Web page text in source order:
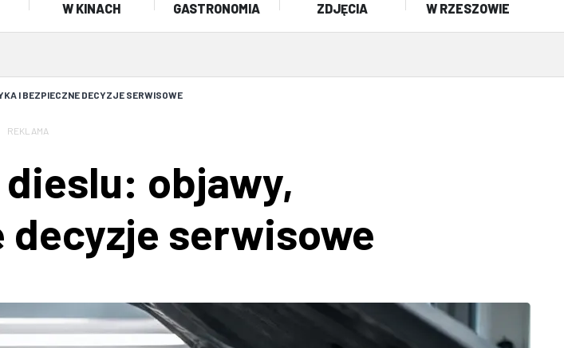
W KINACH GASTRONOMIA ZDJĘCIA W RZESZOWIE
I BEZPIECZNE DECYZJE SERWISOWE
REKLAMA
objawy,
serwisowe